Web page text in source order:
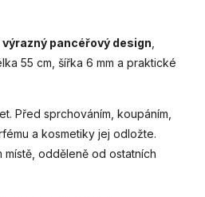
výrazný pancéřový design
55 cm, šířka 6 mm a praktické
Před sprchováním, koupáním,
a kosmetiky jej odložte.
odděleně od ostatních